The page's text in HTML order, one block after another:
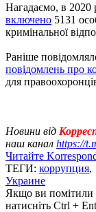
Нагадаємо, в 2020
включено 5131
кримінальної
Раніше
повідомлень про
для
Новини від
наш канал https://
Читайте
ТЕГИ: коррупция,
Украине
Якщо ви помітили
натисніть Ctrl +